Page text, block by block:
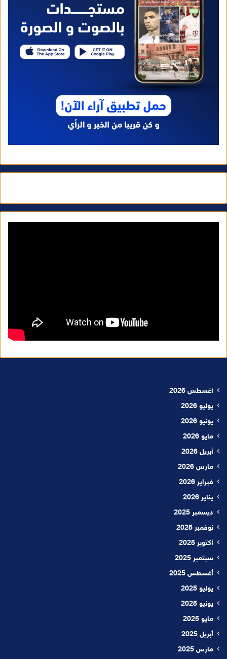
أغسطس 2026
يوليو 2026
يونيو 2026
مايو 2026
أبريل 2026
مارس 2026
فبراير 2026
يناير 2026
ديسمبر 2025
نوفمبر 2025
أكتوبر 2025
سبتمبر 2025
أغسطس 2025
يوليو 2025
يونيو 2025
مايو 2025
أبريل 2025
مارس 2025